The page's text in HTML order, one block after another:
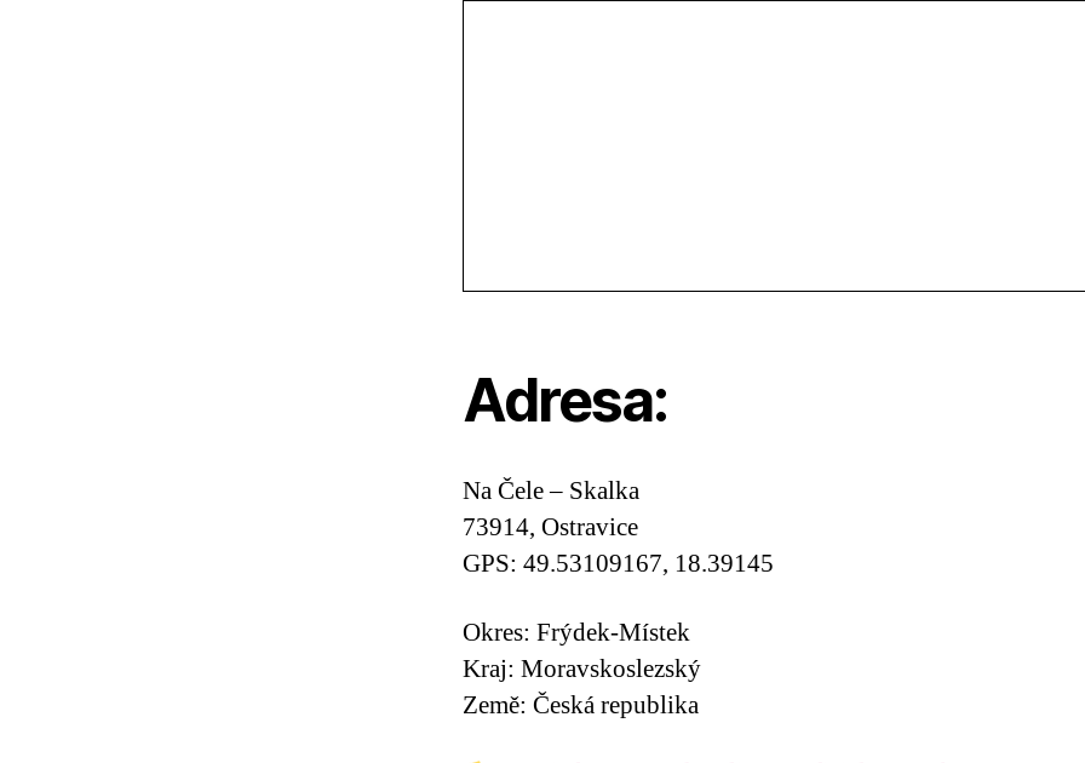
Adresa:
Na Čele – Skalka
73914, Ostravice
GPS: 49.53109167, 18.39145
Okres: Frýdek-Místek
Kraj: Moravskoslezský
Země: Česká republika